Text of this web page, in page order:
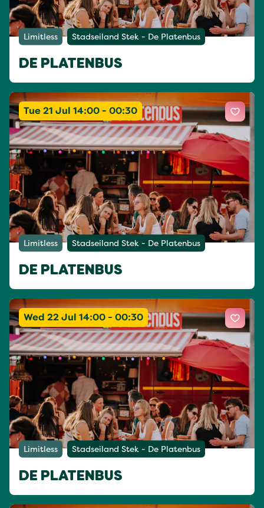
Limitless Stadseiland Stek - De Platenbus
DE PLATENBUS
Tue 21 Jul 14:00 - 00:30
Limitless Stadseiland Stek - De Platenbus
DE PLATENBUS
Wed 22 Jul 14:00 - 00:30
Limitless Stadseiland Stek - De Platenbus
DE PLATENBUS